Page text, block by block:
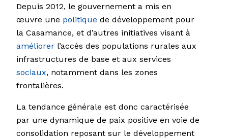
Depuis 2012, le gouvernement a mis en
œuvre une politique de développement pour
la Casamance, et d’autres initiatives visant à
améliorer l’accès des populations rurales aux
infrastructures de base et aux services
sociaux, notamment dans les zones
frontalières.
La tendance générale est donc caractérisée
par une dynamique de paix positive en voie de
consolidation reposant sur le développement